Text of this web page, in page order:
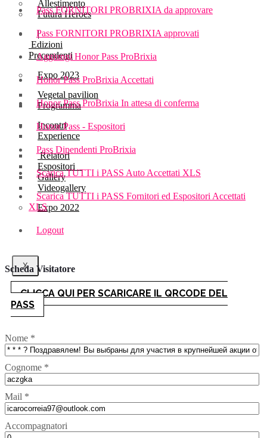
Allestimento
Futura Heroes
|
Edizioni
Precendenti
Expo 2023
Vegetal pavilion
Programma
Incontri
Experience
Relatori
Espositori
Gallery
Videogallery
Expo 2022
X
Pass FORNITORI PROBRIXIA da approvare
Pass FORNITORI PROBRIXIA approvati
Aggiungi Honor Pass ProBrixia
Honor Pass ProBrixia Accettati
Honor Pass ProBrixia In attesa di conferma
Honor Pass - Espositori
Pass Dipendenti ProBrixia
Scarica TUTTI i PASS Auto Accettati XLS
Scarica TUTTI i PASS Fornitori ed Espositori Accettati
XLS
Logout
Scheda Visitatore
CLICCA QUI PER SCARICARE IL QRCODE DEL
PASS
Nome *
Cognome *
Mail *
Accompagnatori